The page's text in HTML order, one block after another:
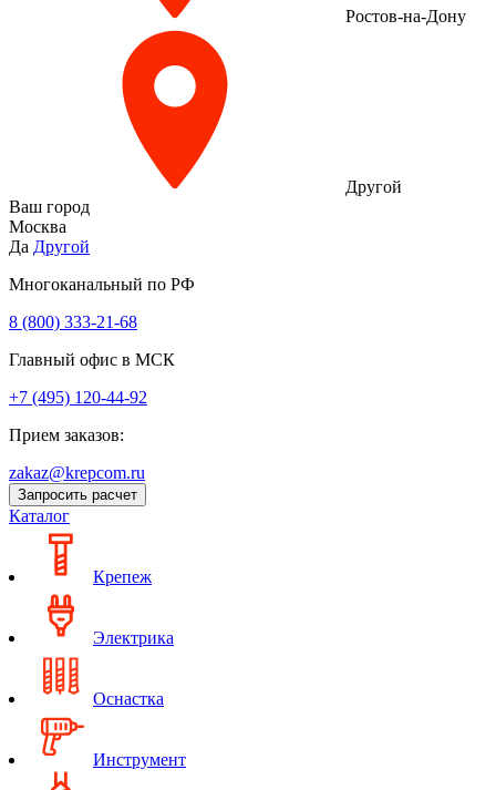
Ростов-на-Дону
Другой
Ваш город
Москва
Да Другой
Многоканальный по РФ
8 (800) 333‑21-68
Главный офис в МСК
+7 (495) 120-44-92
Прием заказов:
zakaz@krepcom.ru
Запросить расчет
Каталог
Крепеж
Электрика
Оснастка
Инструмент